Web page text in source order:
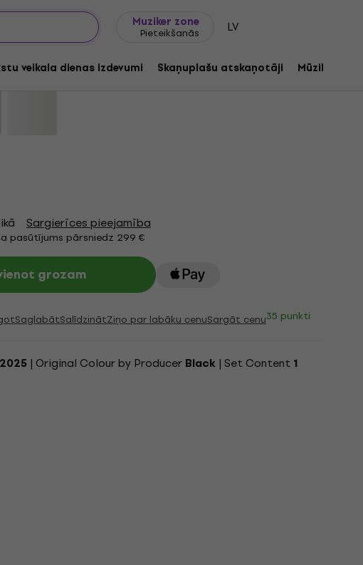
Muziker zone
Pieteikšanās LV
veikala dienas izdevumi Skaņuplašu atskaņotāji Mūzikas
Royal Albert Hall (LP)
1258055
Sargierīces pieejamība
pasūtījums pārsniedz 299 €
grozam
SaglabātSalīdzinātZiņo par labāku cenuSargāt cenu35 punkti
| Original Colour by Producer Black | Set Content 1